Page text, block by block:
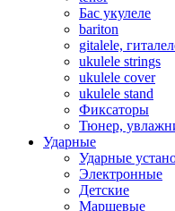
Бас укулеле
bariton
gitalele,
ukulele strings
ukulele cover
ukulele stand
Фиксаторы
Тюнер,
Ударные
Ударные
Электронные
Детские
Маршевые